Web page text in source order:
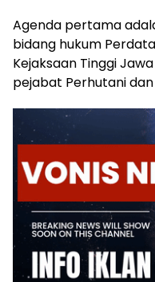
Agenda pertama
bidang hukum
Kejaksaan Tinggi
pejabat Perhutani dan